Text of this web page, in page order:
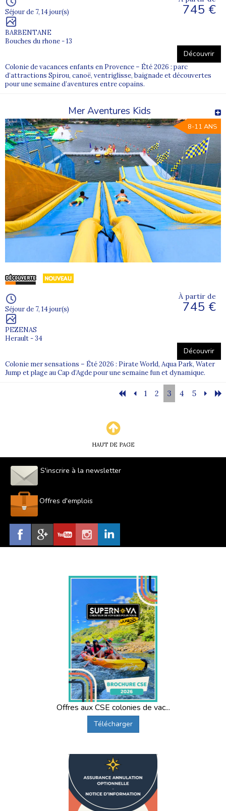
Séjour de 7, 14 jour(s)
BARBENTANE
Bouches du rhone - 13
745 €
Découvrir
Colonie de vacances enfants en Provence – Été 2026 : parc
d’attractions Spirou, canoë, ventriglisse, baignade et découvertes
pour une semaine d’aventures entre copains.
Mer Aventures Kids
8-11 ANS
Séjour de 7, 14 jour(s)
PEZENAS
Herault - 34
À partir de
745 €
Découvrir
Colonie mer sensations – Été 2026 : Pirate World, Aqua Park, Water
Jump et plage au Cap d’Agde pour une semaine fun et dynamique.
1 2 3 4 5
HAUT DE PAGE
S'inscrire à la newsletter
Offres d'emplois
Offres aux CSE colonies de vac...
Télécharger